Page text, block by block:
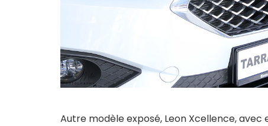
Autre modèle exposé, Leon Xcellence,